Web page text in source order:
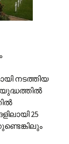
നടത്തിയ
യുദ്ധത്തില്‍
25